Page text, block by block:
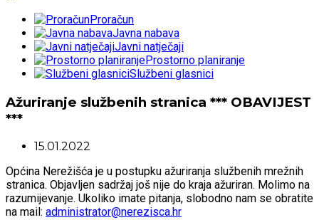
Proračun
Javna nabava
Javni natječaji
Prostorno planiranje
Službeni glasnici
Ažuriranje službenih stranica *** OBAVIJEST
***
15.01.2022
Općina Nerežišća je u postupku ažuriranja službenih mrežnih
stranica. Objavljen sadržaj još nije do kraja ažuriran. Molimo na
razumijevanje. Ukoliko imate pitanja, slobodno nam se obratite
na mail: administrator@nerezisca.hr